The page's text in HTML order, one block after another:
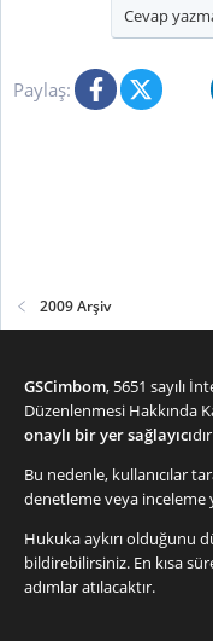
Cevap
Paylaş: Facebook
X
2009 Arşiv
GSCimbom, 5651 sayılı
Düzenlenmesi Hakkında
onaylı bir yer sağlayıcı
Bu nedenle, kullanıcılar
denetleme veya
Hukuka aykırı olduğunu
bildirebilirsiniz. En kısa
adımlar atılacaktır.